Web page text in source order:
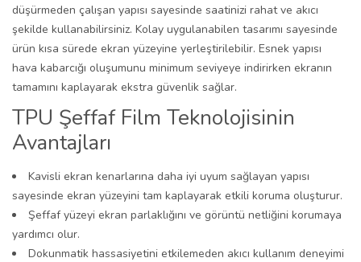
düşürmeden çalışan yapısı sayesinde saatinizi rahat ve akıcı
şekilde kullanabilirsiniz. Kolay uygulanabilen tasarımı sayesinde
ürün kısa sürede ekran yüzeyine yerleştirilebilir. Esnek yapısı
hava kabarcığı oluşumunu minimum seviyeye indirirken ekranın
tamamını kaplayarak ekstra güvenlik sağlar.
TPU Şeffaf Film Teknolojisinin
Avantajları
Kavisli ekran kenarlarına daha iyi uyum sağlayan yapısı
sayesinde ekran yüzeyini tam kaplayarak etkili koruma oluşturur.
Şeffaf yüzeyi ekran parlaklığını ve görüntü netliğini korumaya
yardımcı olur.
Dokunmatik hassasiyetini etkilemeden akıcı kullanım deneyimi